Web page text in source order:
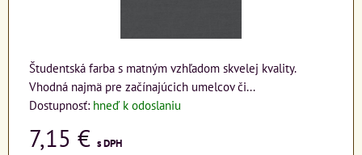
Študentská farba s matným vzhľadom skvelej kvality.
Vhodná najmä pre začínajúcich umelcov či...
Dostupnosť: hneď k odoslaniu
7,15 € s DPH